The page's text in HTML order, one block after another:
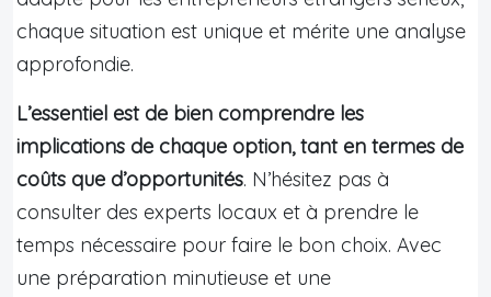
chaque situation est unique et mérite une analyse
approfondie.
L’essentiel est de bien comprendre les
implications de chaque option, tant en termes de
coûts que d’opportunités. N’hésitez pas à
consulter des experts locaux et à prendre le
temps nécessaire pour faire le bon choix. Avec
une préparation minutieuse et une